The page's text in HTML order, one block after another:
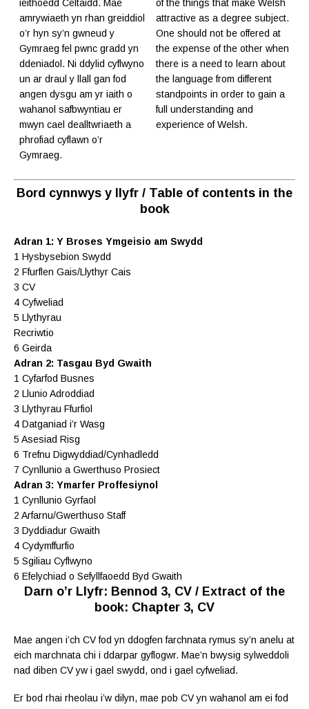
ieithoedd Celtaidd. Mae
amrywiaeth yn rhan greiddiol
o’r hyn sy’n gwneud y
Gymraeg fel pwnc gradd yn
ddeniadol. Ni ddylid cyflwyno
un ar draul y llall gan fod
angen dysgu am yr iaith o
wahanol safbwyntiau er
mwyn cael dealltwriaeth a
phrofiad cyflawn o’r
Gymraeg.
of the things that make Welsh
attractive as a degree subject.
One should not be offered at
the expense of the other when
there is a need to learn about
the language from different
standpoints in order to gain a
full understanding and
experience of Welsh.
Bord cynnwys y llyfr / Table of contents in the
book
Adran 1: Y Broses Ymgeisio am Swydd
1 Hysbysebion Swydd
2 Ffurflen Gais/Llythyr Cais
3 CV
4 Cyfweliad
5 Llythyrau
Recriwtio
6 Geirda
Adran 2: Tasgau Byd Gwaith
1 Cyfarfod Busnes
2 Llunio Adroddiad
3 Llythyrau Ffurfiol
4 Datganiad i’r Wasg
5 Asesiad Risg
6 Trefnu Digwyddiad/Cynhadledd
7 Cynllunio a Gwerthuso Prosiect
Adran 3: Ymarfer Proffesiynol
1 Cynllunio Gyrfaol
2 Arfarnu/Gwerthuso Staff
3 Dyddiadur Gwaith
4 Cydymffurfio
5 Sgiliau Cyflwyno
6 Efelychiad o Sefyllfaoedd Byd Gwaith
Darn o’r Llyfr: Bennod 3, CV / Extract of the
book: Chapter 3, CV
Mae angen i’ch CV fod yn ddogfen farchnata rymus sy’n anelu at
eich marchnata chi i ddarpar gyflogwr. Mae’n bwysig sylweddoli
nad diben CV yw i gael swydd, ond i gael cyfweliad.
Er bod rhai rheolau i’w dilyn, mae pob CV yn wahanol am ei fod